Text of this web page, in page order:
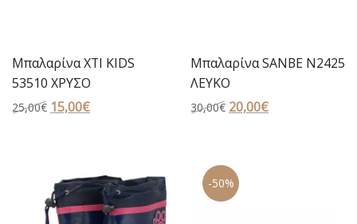
Μπαλαρίνα XTI KIDS
53510 ΧΡΥΣΟ
25,00€ Original
15,00€Η
15,00€.
Μπαλαρίνα SANBE N2425
ΛΕΥΚΟ
30,00€ Original
30,00€.
20,00€Η
-50%